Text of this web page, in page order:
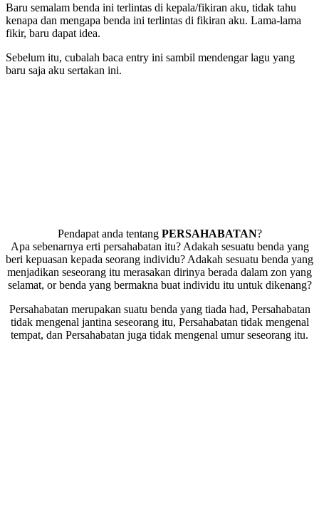
Baru semalam benda ini terlintas di kepala/fikiran aku, tidak tahu
kenapa dan mengapa benda ini terlintas di fikiran aku. Lama-lama
fikir, baru dapat idea.
Sebelum itu, cubalah baca entry ini sambil mendengar lagu yang
baru saja aku sertakan ini.
Pendapat anda tentang PERSAHABATAN?
Apa sebenarnya erti persahabatan itu? Adakah sesuatu benda yang
beri kepuasan kepada seorang individu? Adakah sesuatu benda yang
menjadikan seseorang itu merasakan dirinya berada dalam zon yang
selamat, or benda yang bermakna buat individu itu untuk dikenang?
Persahabatan merupakan suatu benda yang tiada had, Persahabatan
tidak mengenal jantina seseorang itu, Persahabatan tidak mengenal
tempat, dan Persahabatan juga tidak mengenal umur seseorang itu.